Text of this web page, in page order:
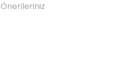
Önerileriniz